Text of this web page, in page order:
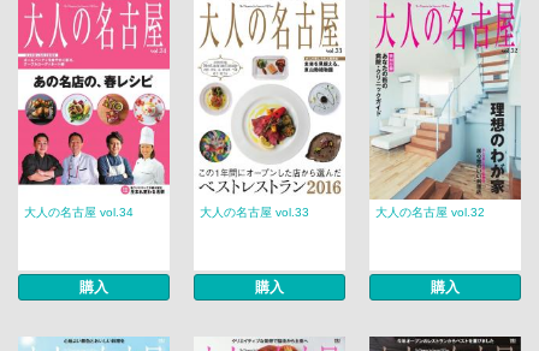
大人の名古屋 vol.34
購入
大人の名古屋 vol.33
購入
大人の名古屋 vol.32
購入